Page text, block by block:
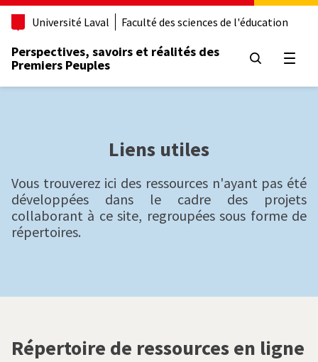
A
u
Université Laval Faculté des sciences de l'éducation
Perspectives, savoirs et réalités des
Premiers Peuples
Liens utiles
Vous trouverez ici des ressources n'ayant pas été
développées dans le cadre des projets
collaborant à ce site, regroupées sous forme de
répertoires.
Répertoire de ressources en ligne